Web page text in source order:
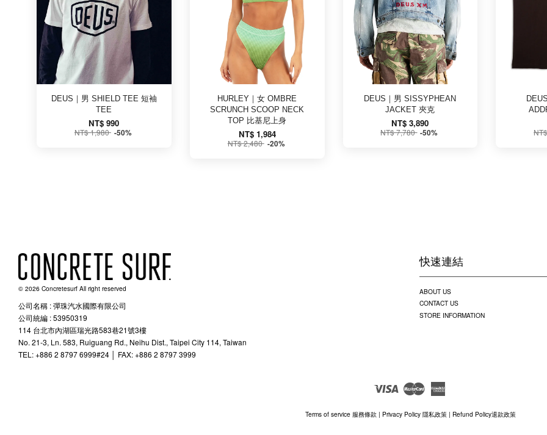
DEUS｜男 SHIELD TEE 短袖
TEE
NT$ 990
NT$ 1,980 -50%
HURLEY｜女 OMBRE
SCRUNCH SCOOP NECK
TOP 比基尼上身
NT$ 1,984
NT$ 2,480 -20%
DEUS｜男 SISSYPHEAN
JACKET 夾克
NT$ 3,890
NT$ 7,780 -50%
© 2026 Concretesurf All right reserved
公司名稱 : 彈珠汽水國際有限公司
公司統編 : 53950319
快速連結
ABOUT US
CONTACT US
STORE INFORMATION
114 台北市內湖區瑞光路583巷21號3樓
No. 21-3, Ln. 583, Ruiguang Rd., Neihu Dist., Taipei City 114, Taiwan
TEL: +886 2 8797 6999#24 │ FAX: +886 2 8797 3999
Visa Master
Terms of service 服務條款| Privacy Policy 隱私政策| Refund Policy退款政策